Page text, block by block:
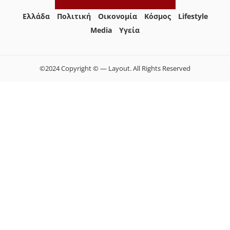
Ελλάδα Πολιτική Οικονομία Κόσμος
Lifestyle
Media
Yγεία
©2024 Copyright © — Layout. All Rights Reserved